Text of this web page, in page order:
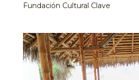
Fundación Cultural Clave